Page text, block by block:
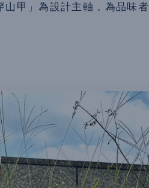
甲」為設計主軸，為品味者